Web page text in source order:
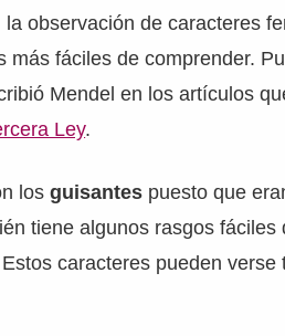
observación de caracteres
más fáciles de comprender.
Mendel en los artículos
Ley.
losguisantes puesto que
tiene algunos rasgos
caracteres pueden